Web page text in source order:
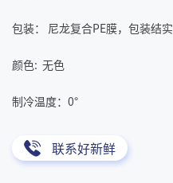
包装： 尼龙复合PE膜，包装结实
颜色: 无色
制冷温度：0°
联系好新鲜